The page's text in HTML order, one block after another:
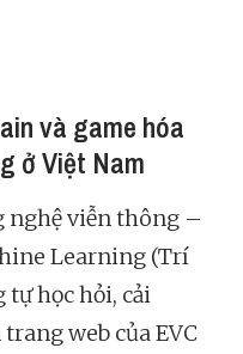
và game hóa
ở Việt Nam
nghệ viễn thông –
Learning (Trí
tự học hỏi, cải
web của EVC